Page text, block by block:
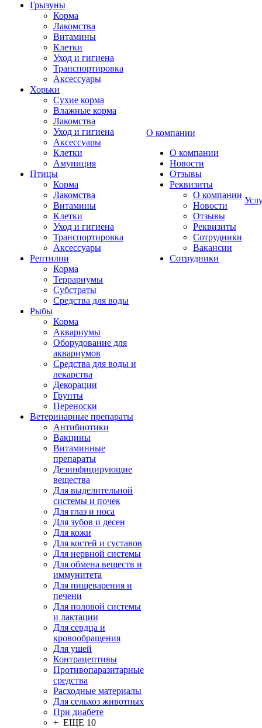
Грызуны
Корма
Лакомства
Витамины
Клетки
Уход и гигиена
Транспортировка
Аксессуары
Хорьки
Сухие корма
Влажные корма
Лакомства
Уход и гигиена
Аксессуары
Клетки
Амуниция
Птицы
Корма
Лакомства
Витамины
Клетки
Уход и гигиена
Транспортировка
Аксессуары
Рептилии
Корма
Террариумы
Субстраты
Средства для воды
Рыбы
Корма
Аквариумы
Оборудование для
аквариумов
Средства для воды и
лекарства
Декорации
Грунты
Переноски
Ветеринарные препараты
Антибиотики
Вакцины
Витаминные
препараты
Дезинфицирующие
вещества
Для выделительной
системы и почек
Для глаз и носа
Для зубов и десен
Для кожи
Для костей и суставов
Для нервной системы
Для обмена веществ и
иммунитета
Для пищеварения и
печени
Для половой системы
и лактации
Для сердца и
кровообращения
Для ушей
Контрацептивы
Противопаразитарные
средства
Расходные материалы
Для сельхоз животных
При диабете
+ ЕЩЕ 10
О компании
О компании
Новости
Отзывы
Реквизиты
О компании
Новости
Отзывы
Реквизиты
Сотрудники
Вакансии
Сотрудники